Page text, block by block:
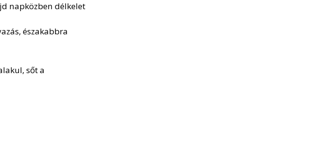
napközben délkelet
északabbra
sőt a